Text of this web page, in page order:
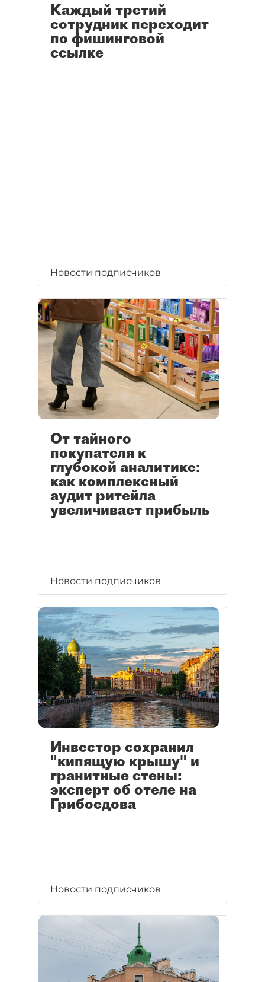
Каждый третий
сотрудник переходит
по фишинговой
ссылке
Новости подписчиков
От тайного
покупателя к
глубокой аналитике:
как комплексный
аудит ритейла
увеличивает прибыль
Новости подписчиков
Инвестор сохранил
"кипящую крышу" и
гранитные стены:
эксперт об отеле на
Грибоедова
Новости подписчиков